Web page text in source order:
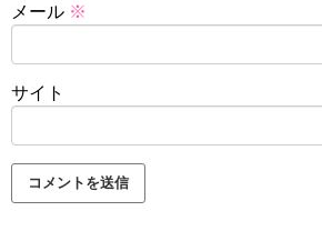
メール ※
サイト